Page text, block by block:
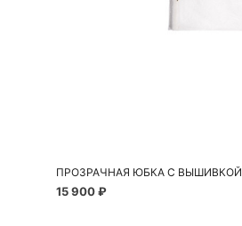
ПРОЗРАЧНАЯ ЮБКА С ВЫШИВКОЙ
15 900 ₽